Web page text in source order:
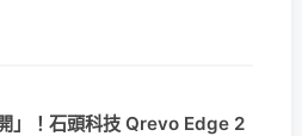
」！石頭科技 Qrevo Edge 2